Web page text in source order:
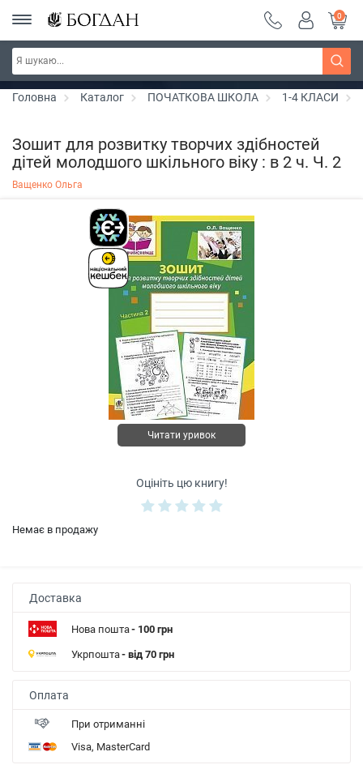
РОЗПРОДАЖ ~ 150 грн ~ 200 грн ~ 250 грн ~
300 грн ~ РОЗПРОДАЖ
Дізнатись більше
0
Головна Каталог ПОЧАТКОВА ШКОЛА 1-4 КЛАСИ
Зошит для розвитку творчих здібностей
дітей молодшого шкільного віку : в 2 ч. Ч. 2
Ващенко Ольга
Читати уривок
Оцініть цю книгу!
Немає в продажу
Доставка
Нова пошта- 100 грн
Укрпошта- від 70 грн
Оплата
При отриманні
Visa, MasterCard